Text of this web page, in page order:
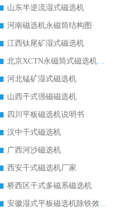
山东半逆流湿式磁选机
河南磁选机永磁筒结构图
江西钛尾矿湿式磁选机
北京XCTN永磁筒式磁选机磁块位置
河北锰矿湿式磁选机
山西干式强磁磁选机
四川平板磁选机说明书
汉中干式磁选机
广西河沙磁选机
西安干式磁选机厂家
桥西区干式多磁系磁选机
安徽湿式平板磁选机除铁效果怎么样